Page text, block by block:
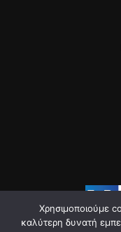
Χρησιμοποιούμε
καλύτερη δυνατή